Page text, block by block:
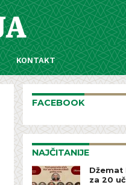
KONTAKT
FACEBOOK
NAJČITANIJE
Džemat
za 20